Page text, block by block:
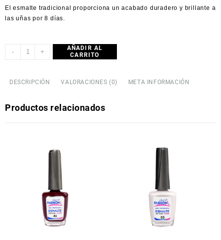
El esmalte tradicional proporciona un acabado duradero y brillante a
las uñas por 8 días.
- +
AÑADIR AL
CARRITO
DESCRIPCIÓN VALORACIONES (0) META INFORMACIÓN
Productos relacionados